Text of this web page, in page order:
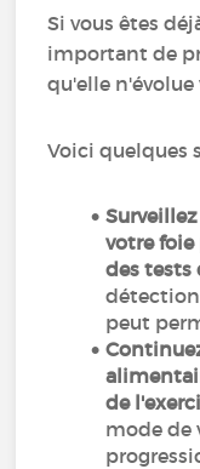
Si vous êtes
important de
qu'elle n'évolue
Voici quelques
votre foie
des
peut
de
mode de